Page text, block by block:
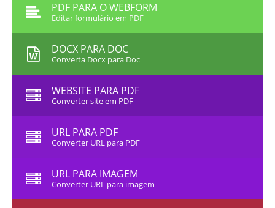
PDF PARA O WEBFORM
Editar formulário em PDF
DOCX PARA DOC
Converta Docx para Doc
WEBSITE PARA PDF
Converter site em PDF
URL PARA PDF
Converter URL para PDF
URL PARA IMAGEM
Converter URL para imagem